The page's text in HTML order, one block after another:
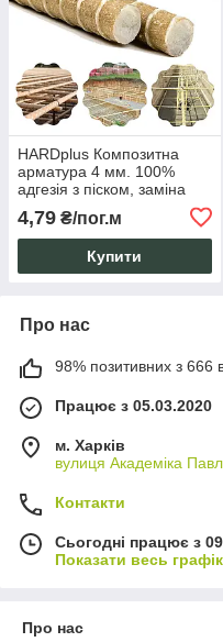
HARDplus Композитна
арматура 4 мм. 100%
адгезія з піском, заміна
служби 80 років.
4,79 ₴/пог.м
Купити
Про нас
98% позитивних з 666
Працює з 05.03.2020
м. Харків
вулиця Академіка
Контакти
Сьогодні працює з
Показати весь
Про нас